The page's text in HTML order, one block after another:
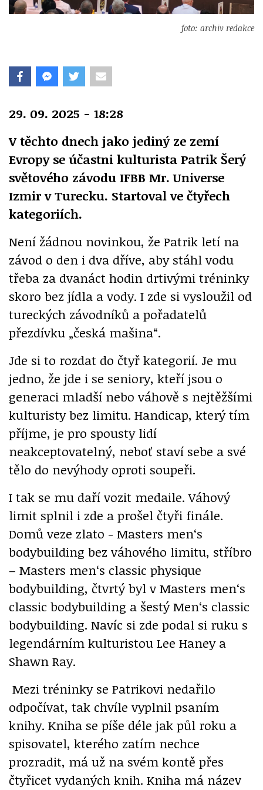
foto: archiv redakce
29. 09. 2025 - 18:28
V těchto dnech jako jediný ze zemí
Evropy se účastni kulturista Patrik Šerý
světového závodu IFBB Mr. Universe
Izmir v Turecku. Startoval ve čtyřech
kategoriích.
Není žádnou novinkou, že Patrik letí na
závod o den i dva dříve, aby stáhl vodu
třeba za dvanáct hodin drtivými tréninky
skoro bez jídla a vody. I zde si vysloužil od
tureckých závodníků a pořadatelů
přezdívku „česká mašina“.
Jde si to rozdat do čtyř kategorií. Je mu
jedno, že jde i se seniory, kteří jsou o
generaci mladší nebo váhově s nejtěžšími
kulturisty bez limitu. Handicap, který tím
příjme, je pro spousty lidí
neakceptovatelný, neboť staví sebe a své
tělo do nevýhody oproti soupeři.
I tak se mu daří vozit medaile. Váhový
limit splnil i zde a prošel čtyři finále.
Domů veze zlato - Masters men‘s
bodybuilding bez váhového limitu, stříbro
– Masters men‘s classic physique
bodybuilding, čtvrtý byl v Masters men‘s
classic bodybuilding a šestý Men‘s classic
bodybuilding. Navíc si zde podal si ruku s
legendárním kulturistou Lee Haney a
Shawn Ray.
Mezi tréninky se Patrikovi nedařilo
odpočívat, tak chvíle vyplnil psaním
knihy. Kniha se píše déle jak půl roku a
spisovatel, kterého zatím nechce
prozradit, má už na svém kontě přes
čtyřicet vydaných knih. Kniha má název